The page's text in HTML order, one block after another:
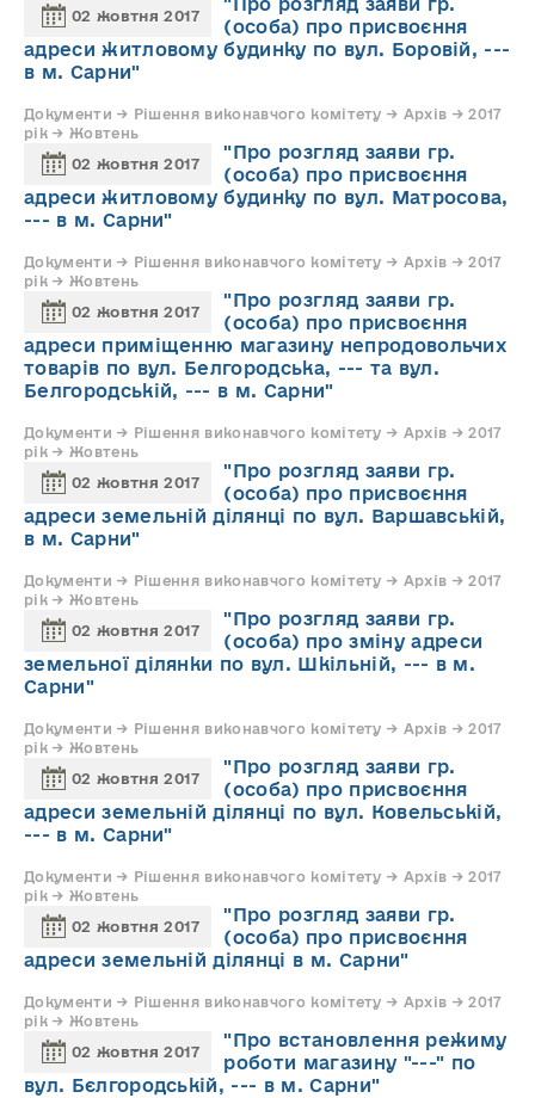
02 жовтня 2017
"Про розгляд заяви гр.
(особа) про присвоєння
адреси житловому будинку по вул. Боровій, ---
в м. Сарни"
Документи → Рішення виконавчого комітету → Архів → 2017
рік → Жовтень
02 жовтня 2017
"Про розгляд заяви гр.
(особа) про присвоєння
адреси житловому будинку по вул. Матросова,
--- в м. Сарни"
Документи → Рішення виконавчого комітету → Архів → 2017
рік → Жовтень
02 жовтня 2017
"Про розгляд заяви гр.
(особа) про присвоєння
адреси приміщенню магазину непродовольчих
товарів по вул. Белгородська, --- та вул.
Белгородській, --- в м. Сарни"
Документи → Рішення виконавчого комітету → Архів → 2017
рік → Жовтень
02 жовтня 2017
"Про розгляд заяви гр.
(особа) про присвоєння
адреси земельній ділянці по вул. Варшавській,
в м. Сарни"
Документи → Рішення виконавчого комітету → Архів → 2017
рік → Жовтень
02 жовтня 2017
"Про розгляд заяви гр.
(особа) про зміну адреси
земельної ділянки по вул. Шкільній, --- в м.
Сарни"
Документи → Рішення виконавчого комітету → Архів → 2017
рік → Жовтень
02 жовтня 2017
"Про розгляд заяви гр.
(особа) про присвоєння
адреси земельній ділянці по вул. Ковельській,
--- в м. Сарни"
Документи → Рішення виконавчого комітету → Архів → 2017
рік → Жовтень
02 жовтня 2017
"Про розгляд заяви гр.
(особа) про присвоєння
адреси земельній ділянці в м. Сарни"
Документи → Рішення виконавчого комітету → Архів → 2017
рік → Жовтень
02 жовтня 2017
"Про встановлення режиму
роботи магазину "---" по
вул. Бєлгородській, --- в м. Сарни"